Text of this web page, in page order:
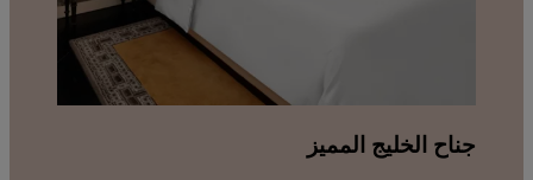
جناح الخليج المميز